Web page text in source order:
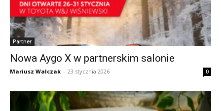
Partner
Nowa Aygo X w partnerskim salonie
Mariusz Walczak - 23 stycznia 2026 0